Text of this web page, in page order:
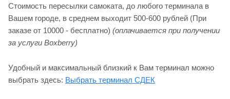
Стоимость пересылки самоката, до любого терминала в
Вашем городе, в среднем выходит 500-600 рублей (При
заказе от 10000 - бесплатно) (оплачивается при получении
за услуги Boxberry)
Удобный и максимальный близкий к Вам терминал можно
выбрать здесь: Выбрать терминал СДЕК